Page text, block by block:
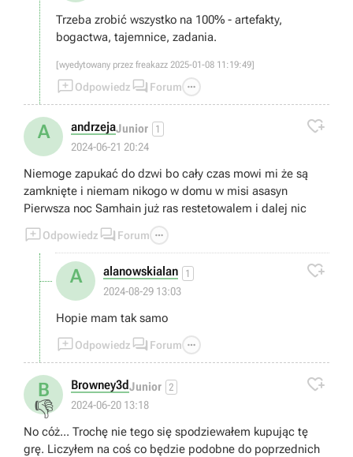
Trzeba zrobić wszystko na 100% - artefakty,
bogactwa, tajemnice, zadania.
[wyedytowany przez freakazz 2025-01-08 11:19:49]
Odpowiedz  Forum 
A andrzejaJunior 1
2024-06-21 20:24

Niemoge zapukać do dzwi bo cały czas mowi mi że są
zamknięte i niemam nikogo w domu w misi asasyn
Pierwsza noc Samhain już ras restetowalem i dalej nic
Odpowiedz  Forum 
A alanowskialan 1
2024-08-29 13:03

Hopie mam tak samo
Odpowiedz  Forum 
B
👎
Browney3dJunior 2
2024-06-20 13:18

No cóż... Trochę nie tego się spodziewałem kupując tę
grę. Liczyłem na coś co będzie podobne do poprzednich